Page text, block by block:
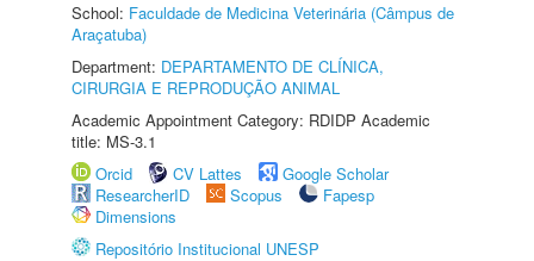
School: Faculdade de Medicina Veterinária (Câmpus de
Araçatuba)
Department: DEPARTAMENTO DE CLÍNICA,
CIRURGIA E REPRODUÇÃO ANIMAL
Academic Appointment Category: RDIDP Academic
title: MS-3.1
Orcid
CV Lattes
Google Scholar
ResearcherID
Scopus
Fapesp
Dimensions
Repositório Institucional UNESP